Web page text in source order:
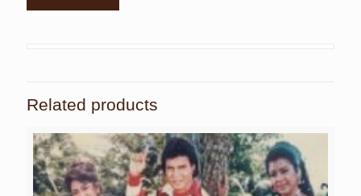
Related products